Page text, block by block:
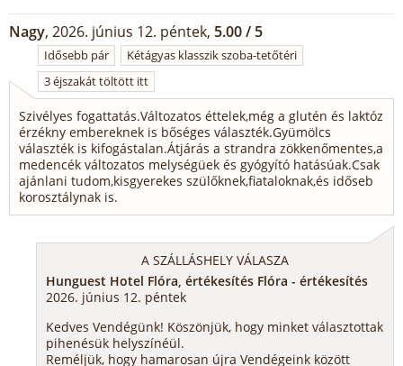
Nagy, 2026. június 12. péntek, 5.00 / 5
Idősebb pár
Kétágyas klasszik szoba-tetőtéri
3 éjszakát töltött itt
Szivélyes fogattatás.Változatos éttelek,még a glutén és laktóz
érzékny embereknek is bőséges választék.Gyümölcs
választék is kifogástalan.Átjárás a strandra zökkenőmentes,a
medencék változatos melységüek és gyógyító hatásúak.Csak
ajánlani tudom,kisgyerekes szülőknek,fiataloknak,és időseb
korosztálynak is.
A SZÁLLÁSHELY VÁLASZA
Hunguest Hotel Flóra, értékesítés Flóra - értékesítés
2026. június 12. péntek
Kedves Vendégünk! Köszönjük, hogy minket választottak
pihenésük helyszínéül.
Reméljük, hogy hamarosan újra Vendégeink között